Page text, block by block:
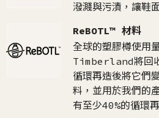
潑濺與污漬，讓鞋
ReBOTL™ 材料
全球的塑膠樽使用
Timberland將回收
循環再造後將它們
料，並用於我們的
有至少40%的循環